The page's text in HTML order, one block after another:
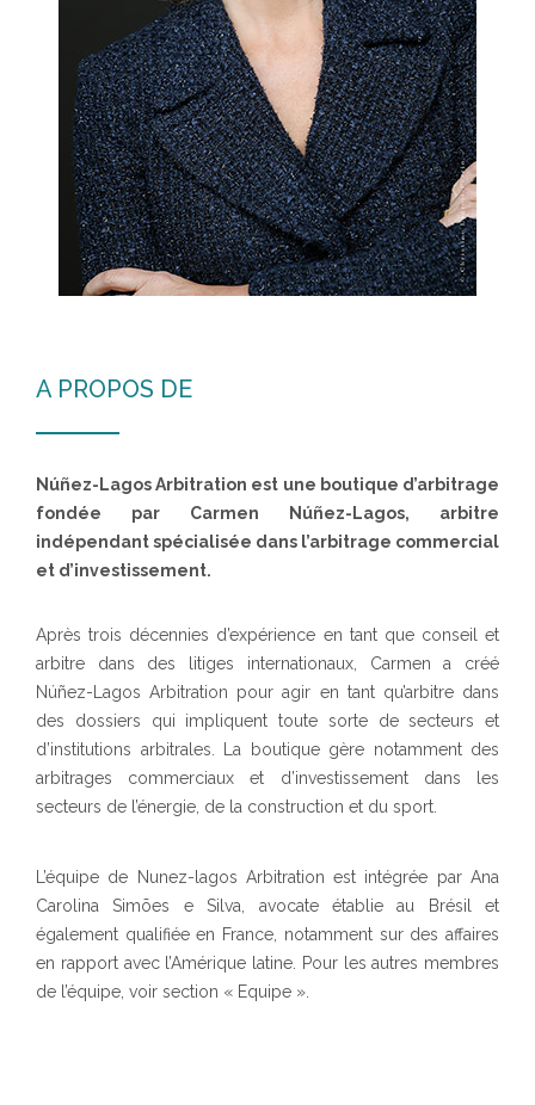
A PROPOS DE
Núñez-Lagos Arbitration est une boutique d’arbitrage
fondée par Carmen Núñez-Lagos, arbitre
indépendant spécialisée dans l’arbitrage commercial
et d’investissement.
Après trois décennies d’expérience en tant que conseil et
arbitre dans des litiges internationaux, Carmen a créé
Núñez-Lagos Arbitration pour agir en tant qu’arbitre dans
des dossiers qui impliquent toute sorte de secteurs et
d’institutions arbitrales. La boutique gère notamment des
arbitrages commerciaux et d’investissement dans les
secteurs de l’énergie, de la construction et du sport.
L’équipe de Nunez-lagos Arbitration est intégrée par Ana
Carolina Simões e Silva, avocate établie au Brésil et
également qualifiée en France, notamment sur des affaires
en rapport avec l’Amérique latine. Pour les autres membres
de l’équipe, voir section « Equipe ».